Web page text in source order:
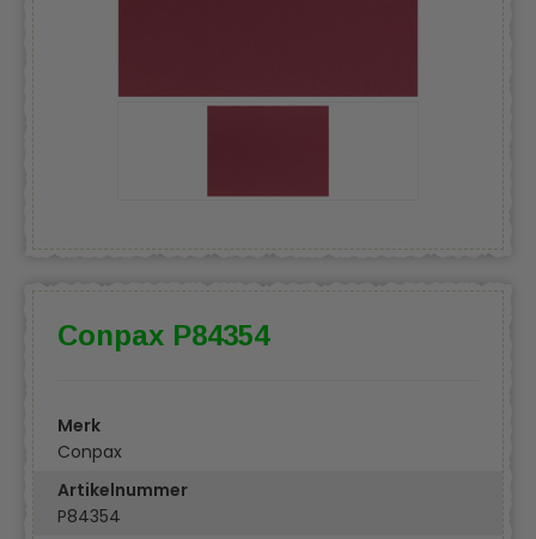
Conpax P84354
Merk
Conpax
Artikelnummer
P84354